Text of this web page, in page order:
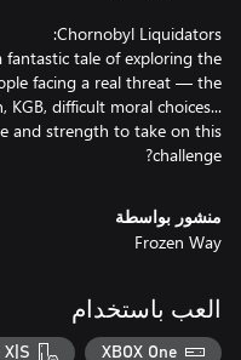
tale of exploring the
facing a real threat — the
KGB, difficult moral choices...
and strength to take on this
challenge?
منشور بواسطة
Frozen Way
العب باستخدام
XBOX One
X|S